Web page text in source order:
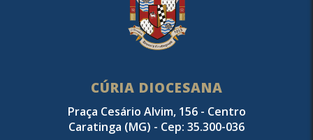
CÚRIA DIOCESANA
Praça Cesário Alvim, 156 - Centro
Caratinga (MG) - Cep: 35.300-036